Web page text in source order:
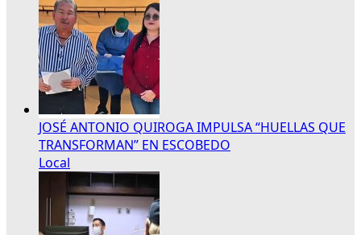
JOSÉ ANTONIO QUIROGA IMPULSA “HUELLAS QUE
TRANSFORMAN” EN ESCOBEDO
Local